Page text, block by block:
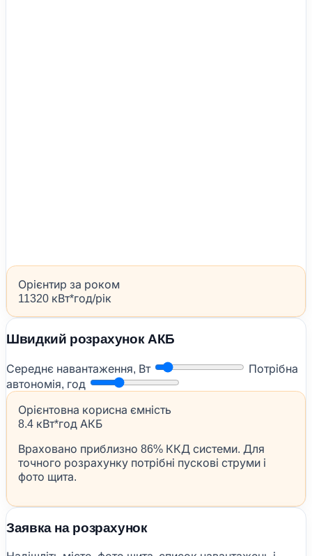
Орієнтир за роком
11320 кВт*год/рік
Швидкий розрахунок АКБ
Середнє навантаження, Вт
Потрібна
автономія, год
Орієнтовна корисна ємність
8.4 кВт*год АКБ
Враховано приблизно 86% ККД системи. Для
точного розрахунку потрібні пускові струми і
фото щита.
Заявка на розрахунок